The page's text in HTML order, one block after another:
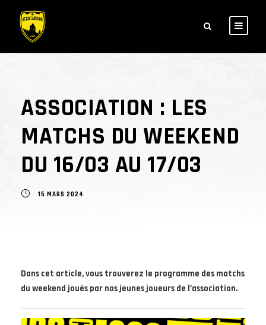
ASSOCIATION : LES
MATCHS DU WEEKEND
DU 16/03 AU 17/03
15 MARS 2024
Dans cet article, vous trouverez le programme des matchs
du weekend joués par nos jeunes joueurs de l’association.